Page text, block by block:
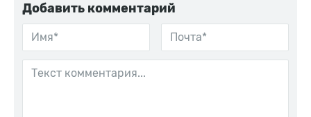
Добавить комментарий